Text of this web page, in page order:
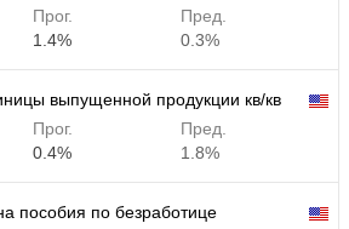
Прог.
1.4%
Пред.
0.3%
выпущенной продукции кв/кв
Прог.
0.4%
Пред.
1.8%
пособия по безработице